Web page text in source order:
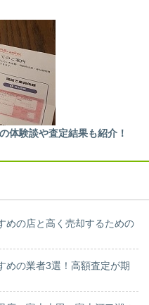
体験談や査定結果も紹介！
めの店と高く売却するための
めの業者3選！高額査定が期